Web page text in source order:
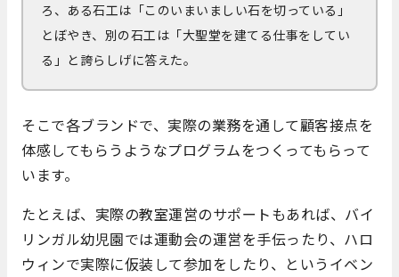
ろ、ある石工は「このいまいましい石を切っている」
とぼやき、別の石工は「大聖堂を建てる仕事をしてい
る」と誇らしげに答えた。
そこで各ブランドで、実際の業務を通して顧客接点を
体感してもらうようなプログラムをつくってもらって
います。
たとえば、実際の教室運営のサポートもあれば、バイ
リンガル幼児園では運動会の運営を手伝ったり、ハロ
ウィンで実際に仮装して参加をしたり、というイベン